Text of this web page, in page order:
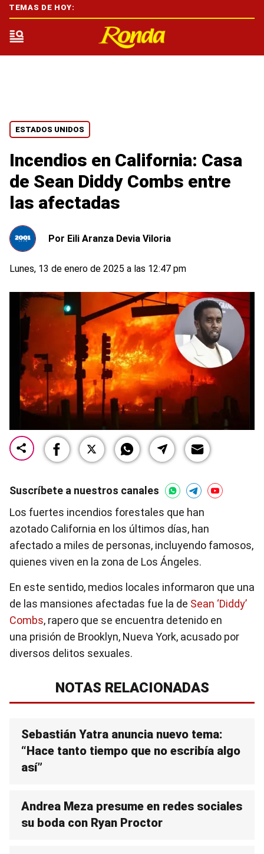
ESTADOS UNIDOS
Incendios en California: Casa
de Sean Diddy Combs entre
las afectadas
Por Eili Aranza Devia Viloria
Lunes, 13 de enero de 2025 a las 12:47 pm
Suscríbete a nuestros canales
Los fuertes incendios forestales que han
azotado California en los últimos días, han
afectado a miles de personas, incluyendo famosos,
quienes viven en la zona de Los Ángeles.
En este sentido, medios locales informaron que una
de las mansiones afectadas fue la de Sean ‘Diddy’
Combs, rapero que se encuentra detenido en
una prisión de Brooklyn, Nueva York, acusado por
diversos delitos sexuales.
NOTAS RELACIONADAS
Sebastián Yatra anuncia nuevo tema:
“Hace tanto tiempo que no escribía algo
así”
Andrea Meza presume en redes sociales
su boda con Ryan Proctor
TEMAS DE HOY: